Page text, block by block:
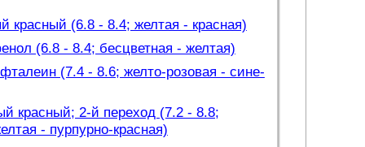
красный (6.8 - 8.4; желтая - красная)
(6.8 - 8.4; бесцветная - желтая)
(7.4 - 8.6; желто-розовая - сине-
красный; 2-й переход (7.2 - 8.8;
- пурпурно-красная)